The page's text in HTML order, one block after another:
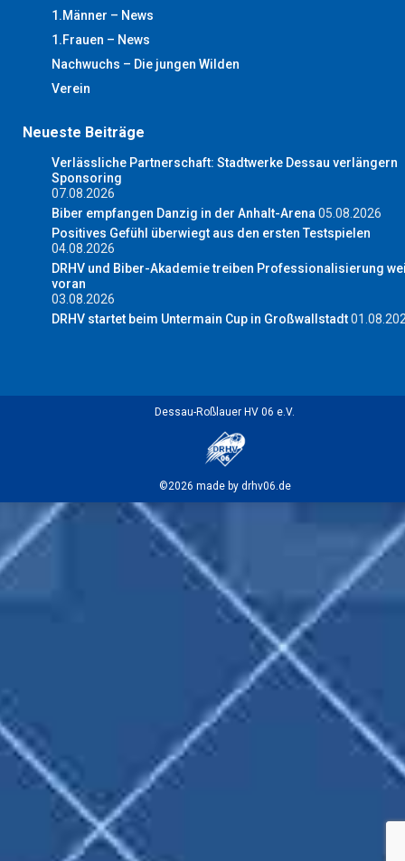
1.Männer – News
1.Frauen – News
Nachwuchs – Die jungen Wilden
Verein
Neueste Beiträge
Verlässliche Partnerschaft: Stadtwerke Dessau verlängern
Sponsoring
07.08.2026
Biber empfangen Danzig in der Anhalt-Arena05.08.2026
Positives Gefühl überwiegt aus den ersten Testspielen
04.08.2026
DRHV und Biber-Akademie treiben Professionalisierung
voran
03.08.2026
DRHV startet beim Untermain Cup in Großwallstadt
Dessau-Roßlauer HV 06 e.V.
©2026 made by drhv06.de